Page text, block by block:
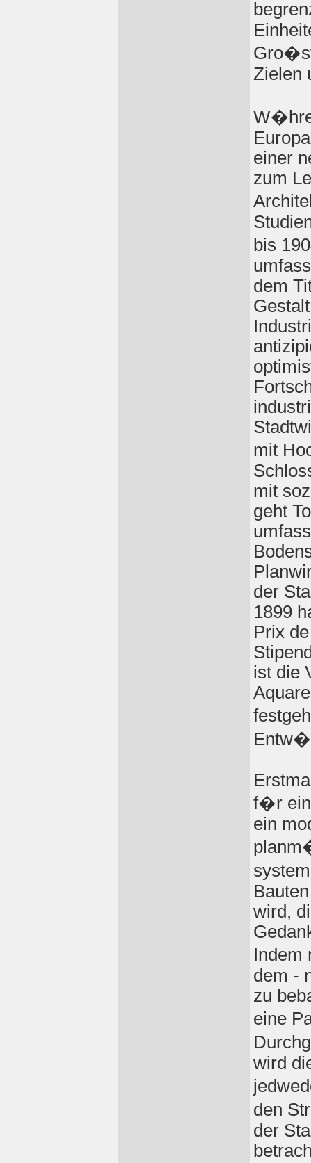
Zielen
einer
zum
bis
dem
mit
mit
geht
der
1899
Prix
ist die
f�r
ein
wird,
dem -
zu
eine
wird
den
der